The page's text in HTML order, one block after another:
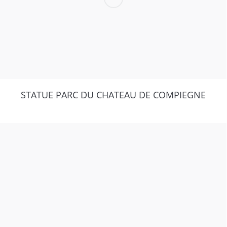
STATUE PARC DU CHATEAU DE COMPIEGNE